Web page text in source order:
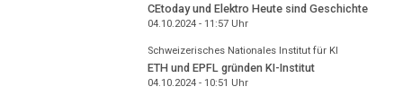
CEtoday und Elektro Heute sind Geschichte
04.10.2024 - 11:57Uhr
Schweizerisches Nationales Institut für KI
ETH und EPFL gründen KI-Institut
04.10.2024 - 10:51 Uhr